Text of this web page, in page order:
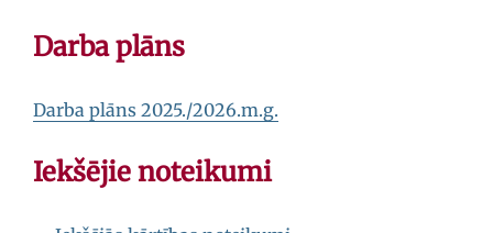
Darba plāns
Darba plāns 2025./2026.m.g.
Iekšējie noteikumi